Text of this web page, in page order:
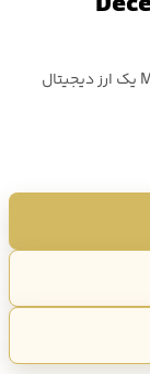
DECENTRALAND DECENTRALAND به اختصار MANA یک ارز دیجیتال